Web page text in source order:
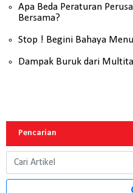
Apa Beda Peraturan
Bersama?
Stop ! Begini Bahaya
Dampak Buruk dari
Pencarian